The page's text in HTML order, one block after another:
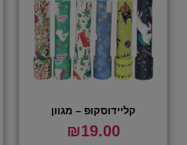
קליידוסקופ – מגוון
₪19.00